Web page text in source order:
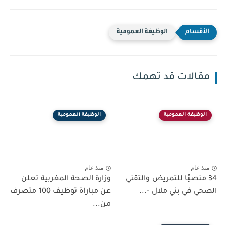
الوظيفة العمومية
مقالات قد تهمك
الوظيفة العمومية
منذ عام
34 منصبًا للتمريض والتقني
الصحي في بني ملال -...
الوظيفة العمومية
منذ عام
وزارة الصحة المغربية تعلن
عن مباراة توظيف 100 متصرف
من...